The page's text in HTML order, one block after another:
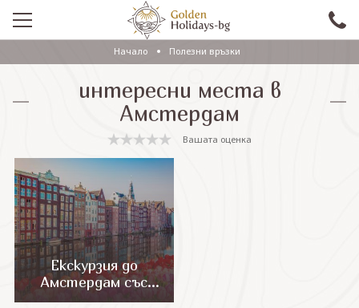
ПРОМО
EКСКУРЗИИ СЪС САМОЛЕТ
ЕКСКУРЗИИ С АВТОБУС
САМОЛЕТНИ ПОЧИВКИ
ПОЧИВКИ С АВТОБУС
ПРАЗНИЦИ
ЕКЗОТИКА
Начало Полезни връзки
интересни места в
Амстердам
Вашата оценка
Екскурзия до
Амстердам със
самолет